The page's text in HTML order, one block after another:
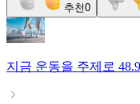
추천0
지금 운동을 주제로